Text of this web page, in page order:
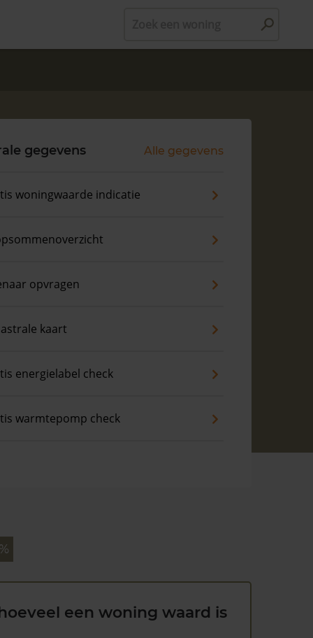
gegevens Alle gegevens
woningwaarde indicatie
opvragen
kaart
energielabel check
warmtepomp check
een woning waard is